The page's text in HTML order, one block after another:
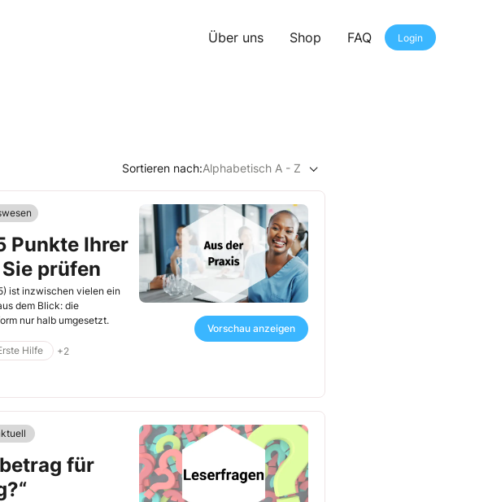
Über uns Shop FAQ Login
Sortieren nach:Alphabetisch A - Z
Punkte Ihrer
prüfen
ist inzwischen vielen ein
dem Blick: die
nur halb umgesetzt.
Hilfe +2
Vorschau anzeigen
für